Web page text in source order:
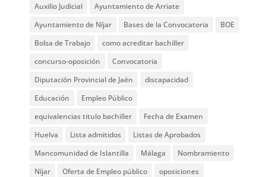
Auxilio Judicial
Ayuntamiento de Arriate
Ayuntamiento de Níjar
Bases de la Convocatoria
BOE
Bolsa de Trabajo
como acreditar bachiller
concurso-oposición
Convocatoria
Diputación Provincial de Jaén
discapacidad
Educación
Empleo Público
equivalencias titulo bachiller
Fecha de Examen
Huelva
Lista admitidos
Listas de Aprobados
Mancomunidad de Islantilla
Málaga
Nombramiento
Níjar
Oferta de Empleo público
oposiciones